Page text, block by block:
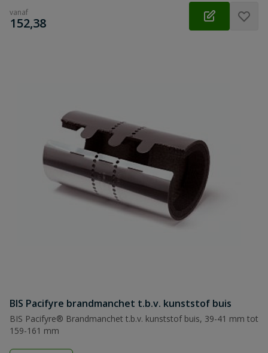
vanaf
€
152,38
BIS Pacifyre brandmanchet t.b.v. kunststof buis
BIS Pacifyre® Brandmanchet t.b.v. kunststof buis, 39-41 mm tot
159-161 mm